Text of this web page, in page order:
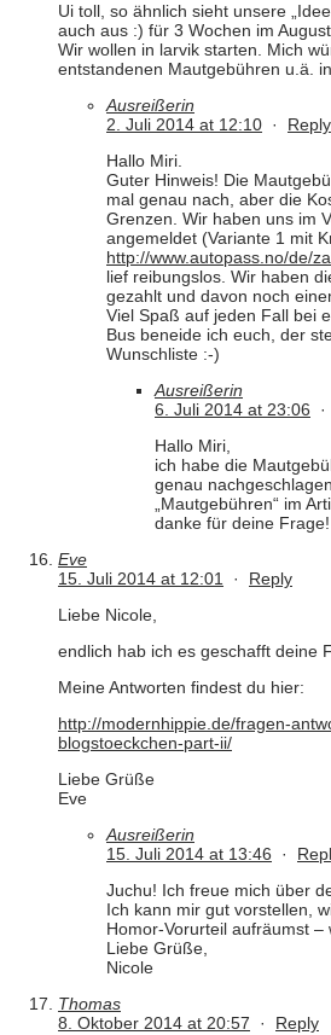
Ui toll, so ähnlich sieht unsere
auch aus :) für 3 Wochen im
Wir wollen in larvik starten. Mich
entstandenen Mautgebühren u.ä.
Ausreißerin
2. Juli 2014 at 12:10 · Reply
Hallo Miri.
Guter Hinweis! Die
mal genau nach, aber die
Grenzen. Wir haben uns im
angemeldet (Variante 1 mit
http://www.autopass.no/de/
lief reibungslos. Wir haben
gezahlt und davon noch
Viel Spaß auf jeden Fall bei
Bus beneide ich euch, der
Wunschliste :-)
Ausreißerin
6. Juli 2014 at 23:06 ·
Hallo Miri,
ich habe die
genau
„Mautgebühren“ im
danke für deine Frage!
Eve
15. Juli 2014 at 12:01 · Reply
Liebe Nicole,
endlich hab ich es geschafft deine
Meine Antworten findest du hier:
http://modernhippie.de/fragen-
blogstoeckchen-part-ii/
Liebe Grüße
Eve
Ausreißerin
15. Juli 2014 at 13:46 ·
Juchu! Ich freue mich über
Ich kann mir gut vorstellen,
Homor-Vorurteil aufräumst –
Liebe Grüße,
Nicole
Thomas
8. Oktober 2014 at 20:57 · Reply